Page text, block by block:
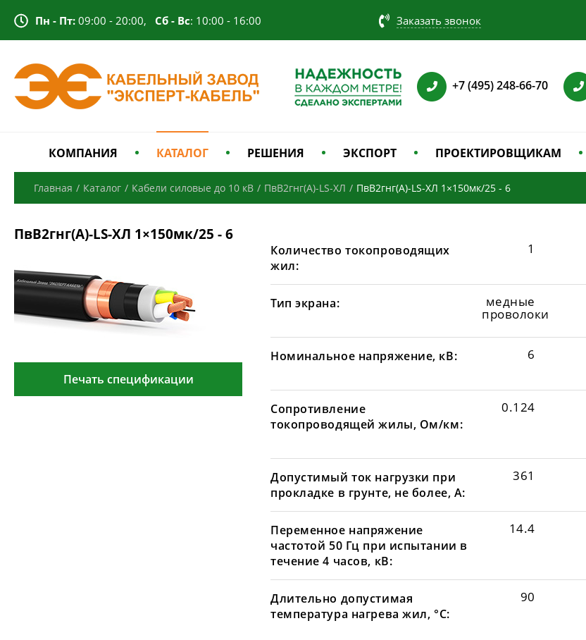
Пн - Пт: 09:00 - 20:00, Сб - Вс: 10:00 - 16:00 Заказать звонок
+7 (495) 248-66-70
КОМПАНИЯ КАТАЛОГ РЕШЕНИЯ ЭКСПОРТ ПРОЕКТИРОВЩИКАМ
Главная / Каталог / Кабели силовые до 10 кВ / ПвВ2гнг(А)-LS-ХЛ / ПвВ2гнг(А)-LS-ХЛ 1×150мк/25 - 6
ПвВ2гнг(А)-LS-ХЛ 1×150мк/25 - 6
Печать спецификации
Количество токопроводящих
жил:
1
Тип экрана: медные
проволоки
Номинальное напряжение, кВ: 6
Сопротивление
токопроводящей жилы, Ом/км:
0.124
Допустимый ток нагрузки при
прокладке в грунте, не более, А:
361
Переменное напряжение
частотой 50 Гц при испытании в
течение 4 часов, кВ:
14.4
Длительно допустимая
температура нагрева жил, °С:
90